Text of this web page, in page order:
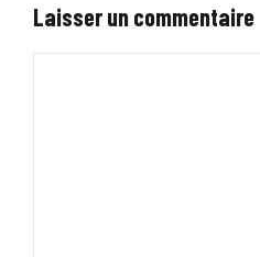
Laisser un commentaire